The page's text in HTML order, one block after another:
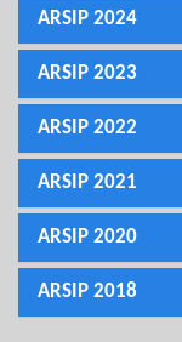
ARSIP 2024
ARSIP 2023
ARSIP 2022
ARSIP 2021
ARSIP 2020
ARSIP 2018